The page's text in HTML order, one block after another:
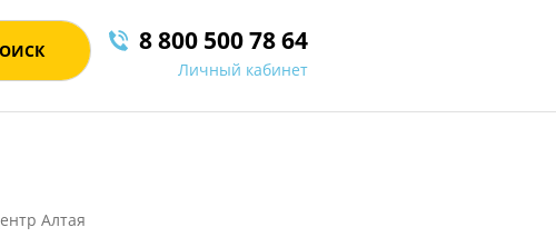
8 800 500 78 64
Личный кабинет
Алтая